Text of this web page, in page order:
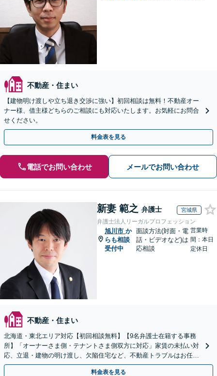
不動産・住まい
【建物明け渡しや立ち退き交渉に強い】初回相談は無料！不動産オー
ナー様、借主様どちらのご相談にも対応いたします。お気軽にお問合
せください。
料金表を見る
電話でお問い合わせ メールでお問い合わせ
新妻 範之 弁護士 宮城県
弁護士法人リーガルプロフェッション
旭川市 か
らも相談
受付中
面談方法(対面・電
話・ビデオなど)は
応相談
営業時
間：本日
定休日
不動産・住まい
北海道・東北エリア対応【初回相談無料】【9名弁護士在籍する事務
所】「オーナーさま側・テナントさま側双方に対応」家賃の未払い対
応、立退・建物の明け渡し、欠陥住宅など、不動産トラブルはお任せ
ください「早期相談で損失を最小限に」
料金表を見る